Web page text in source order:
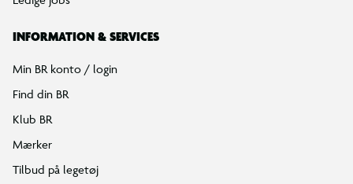
INFORMATION & SERVICES
Min BR konto / login
Find din BR
Klub BR
Mærker
Tilbud på legetøj